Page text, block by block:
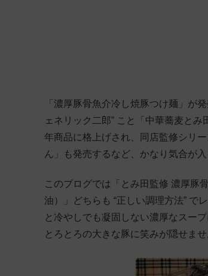
「濃厚豚骨魚介冷し焼豚つけ麺」が
ェネリック二郎” こと「中華蕎麦と
年商品に格上げされ、同店監修シリ
ん」も発売するなど、かなり気合が入
このブログでは「とみ田監修 濃厚豚
油）」どちらも “正しい調理方法” で
と冷やしでも凝固しない濃厚なスー
とろとろの大きな豚に笑みが隠せませ